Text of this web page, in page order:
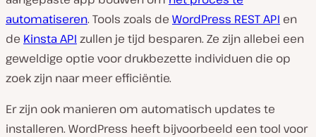
automatiseren. Tools zoals de WordPress REST API en
de Kinsta API zullen je tijd besparen. Ze zijn allebei een
geweldige optie voor drukbezette individuen die op
zoek zijn naar meer efficiëntie.
Er zijn ook manieren om automatisch updates te
installeren. WordPress heeft bijvoorbeeld een tool voor